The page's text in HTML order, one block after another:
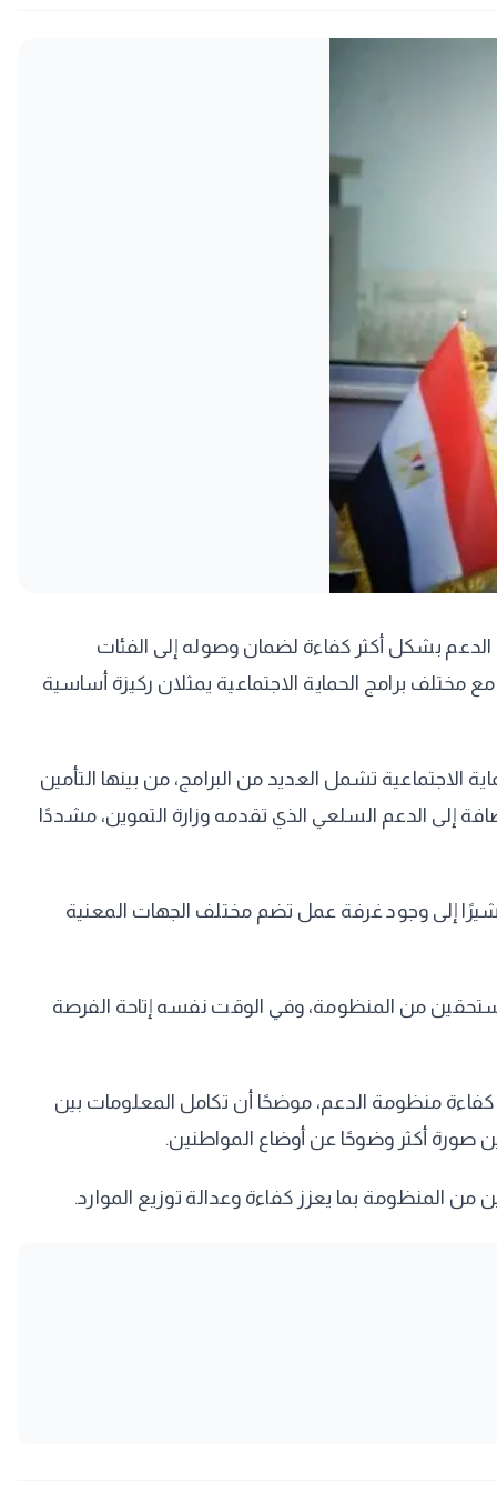
الدعم بشكل أكثر كفاءة لضمان وصوله إلى الفئات
مختلف برامج الحماية الاجتماعية يمثلان ركيزة أساسية
الاجتماعية تشمل العديد من البرامج، من بينها التأمين
إلى الدعم السلعي الذي تقدمه وزارة التموين، مشددًا
إلى وجود غرفة عمل تضم مختلف الجهات المعنية
من المنظومة، وفي الوقت نفسه إتاحة الفرصة
كفاءة منظومة الدعم، موضحًا أن تكامل المعلومات بين
صورة أكثر وضوحًا عن أوضاع المواطنين.
المنظومة بما يعزز كفاءة وعدالة توزيع الموارد.